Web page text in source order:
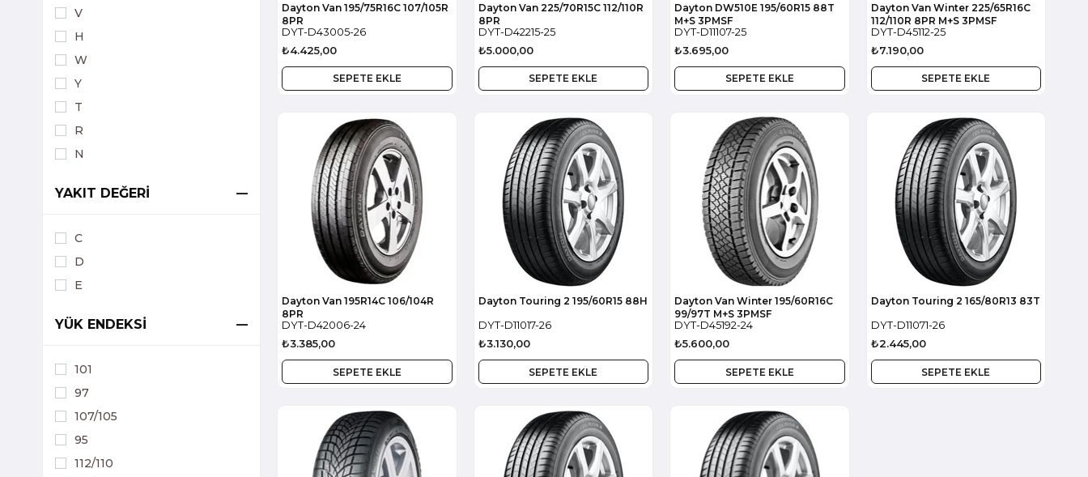
V
H
W
Y
T
R
N
YAKIT DEĞERI
C
D
E
YÜK ENDEKSI
101
97
107/105
95
112/110
Dayton Van 195/75R16C 107/105R
8PR
DYT-D43005-26
₺4.425,00
SEPETE EKLE
Dayton Van 225/70R15C 112/110R
8PR
DYT-D42215-25
₺5.000,00
SEPETE EKLE
Dayton DW510E 195/60R15 88T
M+S 3PMSF
DYT-D11107-25
₺3.695,00
SEPETE EKLE
Dayton Van Winter 225/65R16C
112/110R 8PR M+S 3PMSF
DYT-D45112-25
₺7.190,00
SEPETE EKLE
Dayton Van 195R14C 106/104R
8PR
DYT-D42006-24
₺3.385,00
SEPETE EKLE
Dayton Touring 2 195/60R15 88H
DYT-D11017-26
₺3.130,00
SEPETE EKLE
Dayton Van Winter 195/60R16C
99/97T M+S 3PMSF
DYT-D45192-24
₺5.600,00
SEPETE EKLE
Dayton Touring 2 165/80R13 83T
DYT-D11071-26
₺2.445,00
SEPETE EKLE